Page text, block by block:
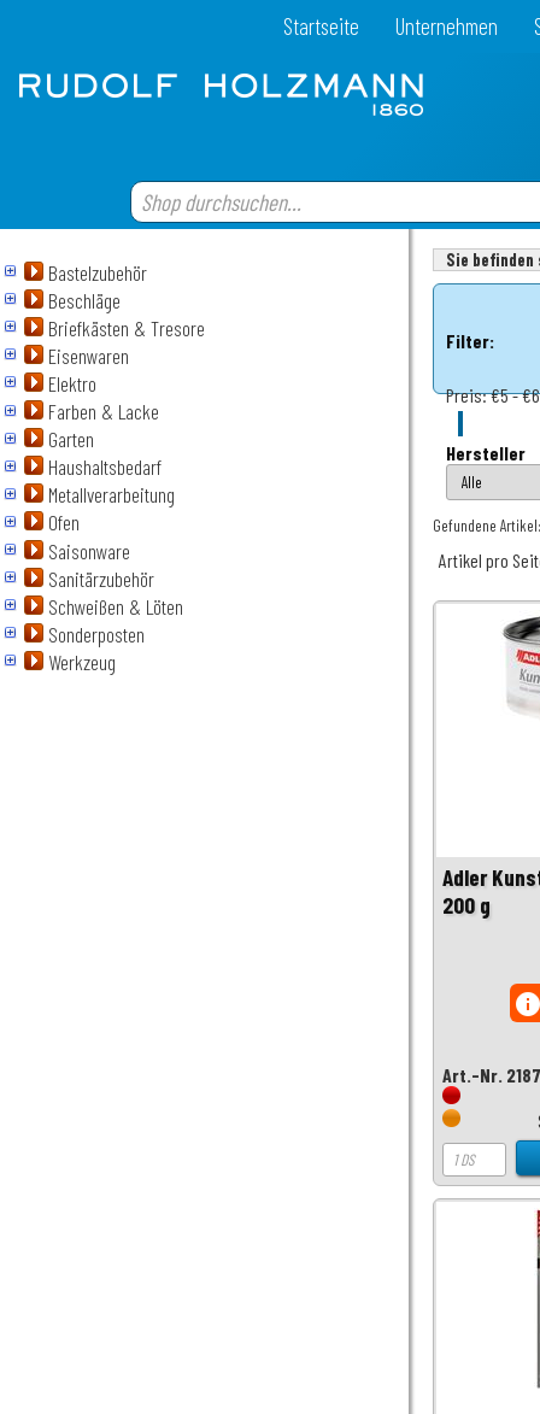
Startseite Unternehmen
Bastelzubehör
Beschläge
Briefkästen & Tresore
Eisenwaren
Elektro
Farben & Lacke
Garten
Haushaltsbedarf
Metallverarbeitung
Ofen
Saisonware
Sanitärzubehör
Schweißen & Löten
Sonderposten
Werkzeug
Sie
Filter:
Preis:€5 -
Hersteller
Gefundene
Artikel pro
Adler
200 g
Art.-Nr.